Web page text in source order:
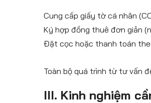
Cung cấp giấy tờ cá nhân
Ký hợp đồng thuê đơn giản
Đặt cọc hoặc thanh toán
Toàn bộ quá trình từ tư vấn
III. Kinh nghiệm